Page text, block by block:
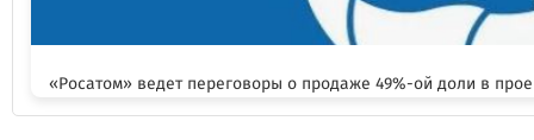
«Росатом» ведет переговоры о продаже 49%-ой доли в